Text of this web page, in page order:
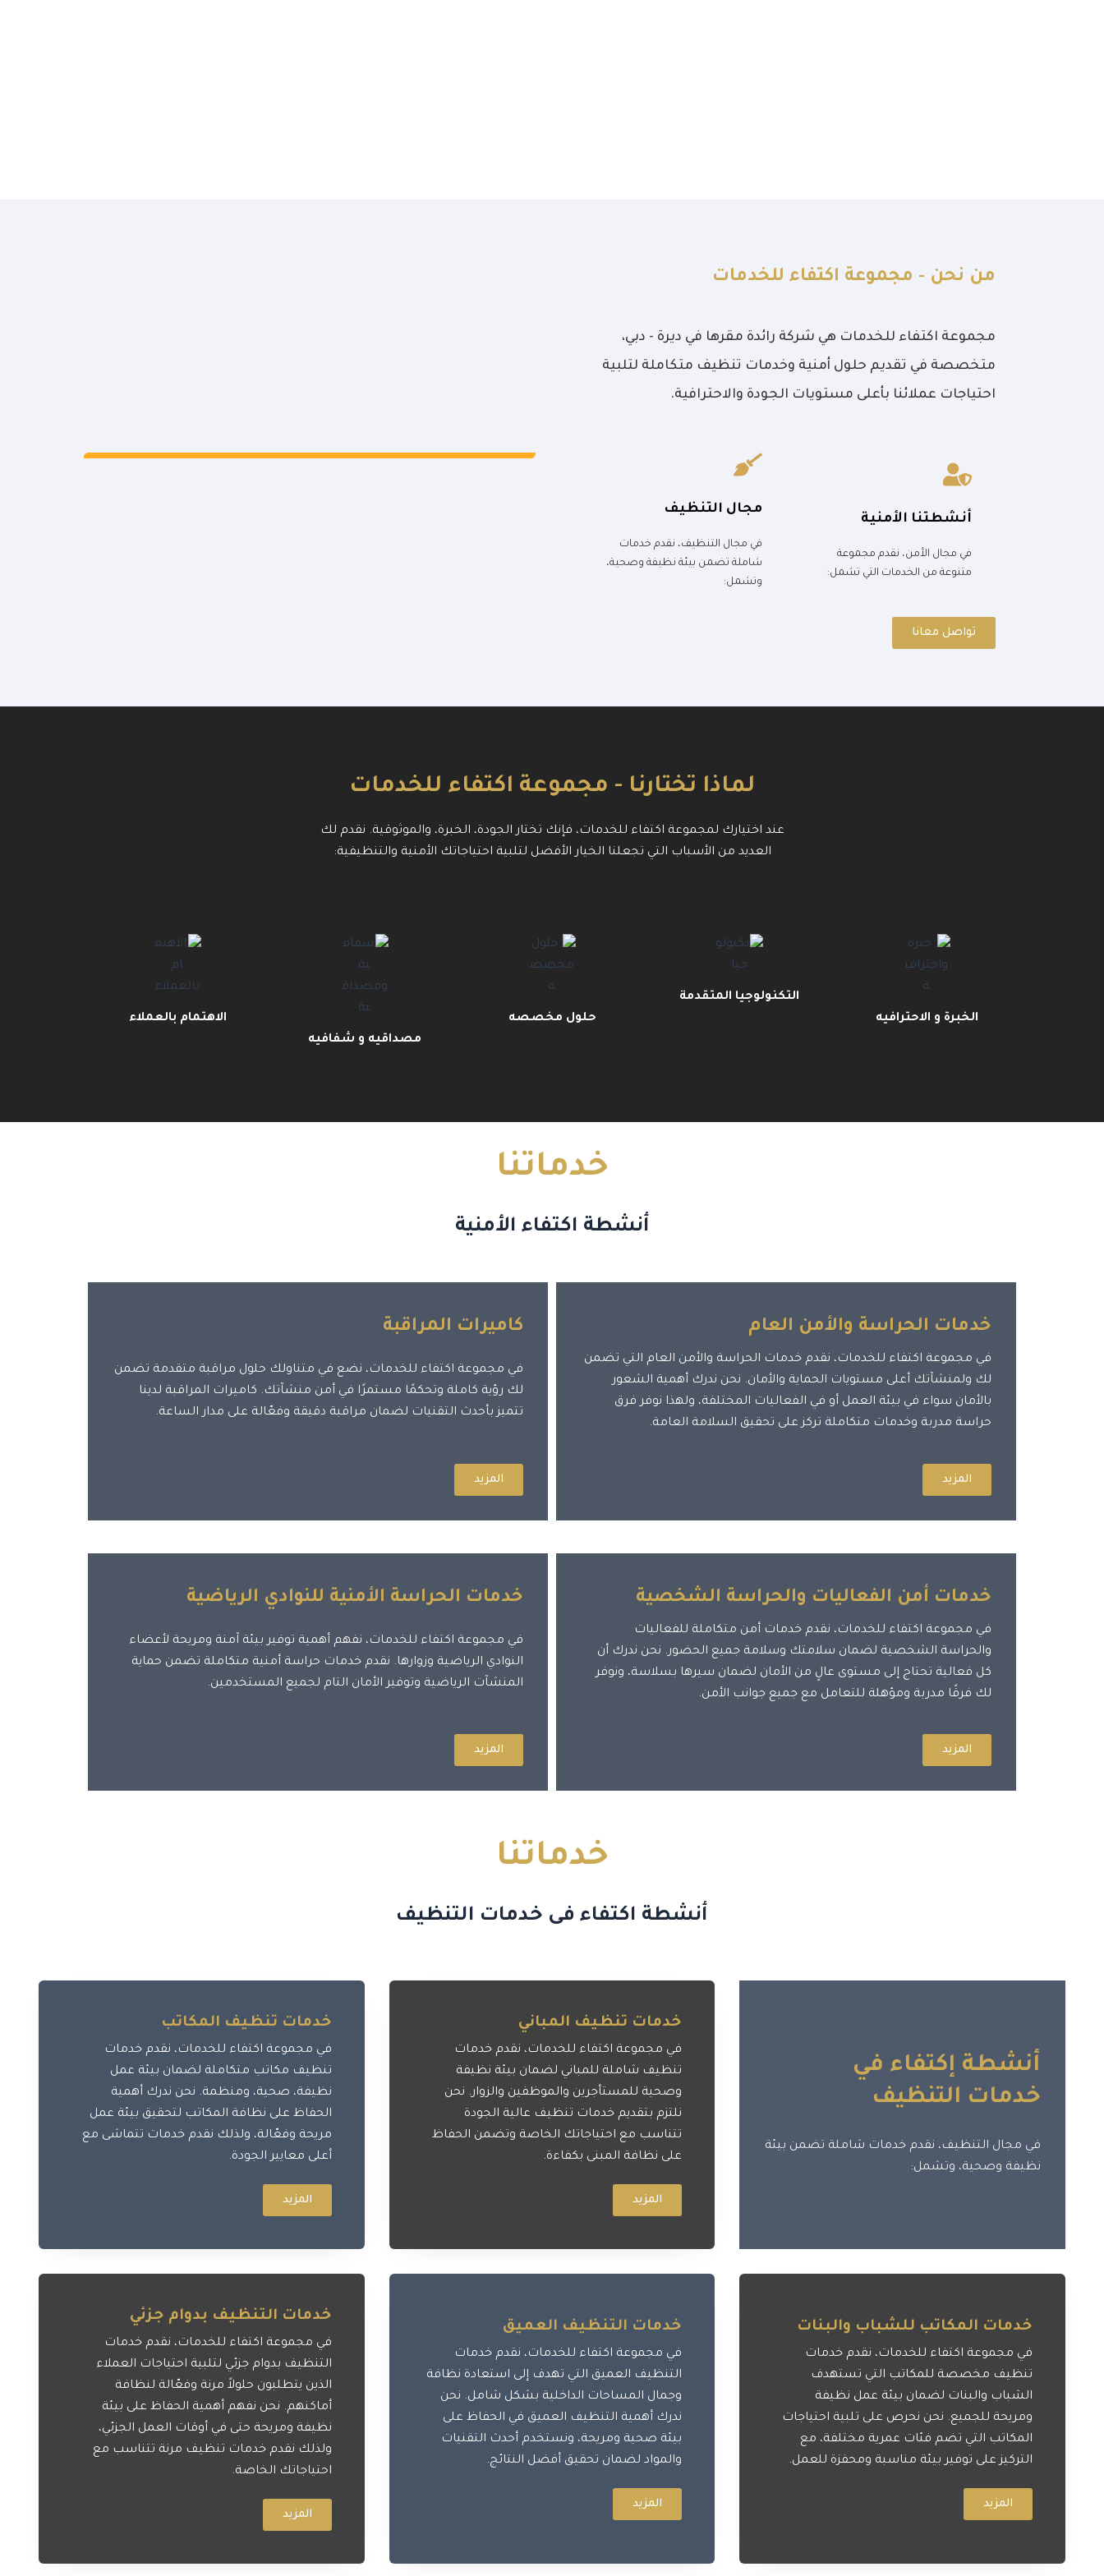
من نحن - مجموعة اكتفاء للخدمات
مجموعة اكتفاء للخدمات هي شركة رائدة مقرها في ديرة - دبي،
متخصصة في تقديم حلول أمنية وخدمات تنظيف متكاملة لتلبية
احتياجات عملائنا بأعلى مستويات الجودة والاحترافية.
أنشطتنا الأمنية
في مجال الأمن، نقدم مجموعة
متنوعة من الخدمات التي تشمل:
مجال التنظيف
في مجال التنظيف، نقدم خدمات
شاملة تضمن بيئة نظيفة وصحية،
وتشمل:
تواصل معانا
لماذا تختارنا - مجموعة اكتفاء للخدمات
عند اختيارك لمجموعة اكتفاء للخدمات، فإنك تختار الجودة، الخبرة، والموثوقية. نقدم لك
العديد من الأسباب التي تجعلنا الخيار الأفضل لتلبية احتياجاتك الأمنية والتنظيفية:
الخبرة و الاحترافيه
التكنولوجيا المتقدمة
حلول مخصصه
مصداقيه و شفافيه
الاهتمام بالعملاء
خدماتنا
أنشطة اكتفاء الأمنية
خدمات الحراسة والأمن العام
في مجموعة اكتفاء للخدمات، نقدم خدمات الحراسة والأمن العام التي تضمن
لك ولمنشآتك أعلى مستويات الحماية والأمان. نحن ندرك أهمية الشعور
بالأمان سواء في بيئة العمل أو في الفعاليات المختلفة، ولهذا نوفر فرق
حراسة مدربة وخدمات متكاملة تركز على تحقيق السلامة العامة.
المزيد
كاميرات المراقبة
في مجموعة اكتفاء للخدمات، نضع في متناولك حلول مراقبة متقدمة تضمن
لك رؤية كاملة وتحكمًا مستمرًا في أمن منشآتك. كاميرات المراقبة لدينا
تتميز بأحدث التقنيات لضمان مراقبة دقيقة وفعّالة على مدار الساعة.
المزيد
خدمات أمن الفعاليات والحراسة الشخصية
في مجموعة اكتفاء للخدمات، نقدم خدمات أمن متكاملة للفعاليات
والحراسة الشخصية لضمان سلامتك وسلامة جميع الحضور. نحن ندرك أن
كل فعالية تحتاج إلى مستوى عالٍ من الأمان لضمان سيرها بسلاسة، ونوفر
لك فرقًا مدربة ومؤهلة للتعامل مع جميع جوانب الأمن.
المزيد
خدمات الحراسة الأمنية للنوادي الرياضية
في مجموعة اكتفاء للخدمات، نفهم أهمية توفير بيئة آمنة ومريحة لأعضاء
النوادي الرياضية وزوارها. نقدم خدمات حراسة أمنية متكاملة تضمن حماية
المنشآت الرياضية وتوفير الأمان التام لجميع المستخدمين.
المزيد
خدماتنا
أنشطة اكتفاء فى خدمات التنظيف
أنشطة إكتفاء في
خدمات التنظيف
في مجال التنظيف، نقدم خدمات شاملة تضمن بيئة
نظيفة وصحية، وتشمل:
خدمات تنظيف المباني
في مجموعة اكتفاء للخدمات، نقدم خدمات
تنظيف شاملة للمباني لضمان بيئة نظيفة
وصحية للمستأجرين والموظفين والزوار. نحن
نلتزم بتقديم خدمات تنظيف عالية الجودة
تتناسب مع احتياجاتك الخاصة وتضمن الحفاظ
على نظافة المبنى بكفاءة.
المزيد
خدمات تنظيف المكاتب
في مجموعة اكتفاء للخدمات، نقدم خدمات
تنظيف مكاتب متكاملة لضمان بيئة عمل
نظيفة، صحية، ومنظمة. نحن ندرك أهمية
الحفاظ على نظافة المكاتب لتحقيق بيئة عمل
مريحة وفعّالة، ولذلك نقدم خدمات تتماشى مع
أعلى معايير الجودة.
المزيد
خدمات المكاتب للشباب والبنات
في مجموعة اكتفاء للخدمات، نقدم خدمات
تنظيف مخصصة للمكاتب التي تستهدف
الشباب والبنات لضمان بيئة عمل نظيفة
ومريحة للجميع. نحن نحرص على تلبية احتياجات
المكاتب التي تضم فئات عمرية مختلفة، مع
التركيز على توفير بيئة مناسبة ومحفزة للعمل.
المزيد
خدمات التنظيف العميق
في مجموعة اكتفاء للخدمات، نقدم خدمات
التنظيف العميق التي تهدف إلى استعادة نظافة
وجمال المساحات الداخلية بشكل شامل. نحن
ندرك أهمية التنظيف العميق في الحفاظ على
بيئة صحية ومريحة، ونستخدم أحدث التقنيات
والمواد لضمان تحقيق أفضل النتائج.
المزيد
خدمات التنظيف بدوام جزئي
في مجموعة اكتفاء للخدمات، نقدم خدمات
التنظيف بدوام جزئي لتلبية احتياجات العملاء
الذين يتطلبون حلولاً مرنة وفعّالة لنظافة
أماكنهم. نحن نفهم أهمية الحفاظ على بيئة
نظيفة ومريحة حتى في أوقات العمل الجزئي،
ولذلك نقدم خدمات تنظيف مرنة تتناسب مع
احتياجاتك الخاصة.
المزيد